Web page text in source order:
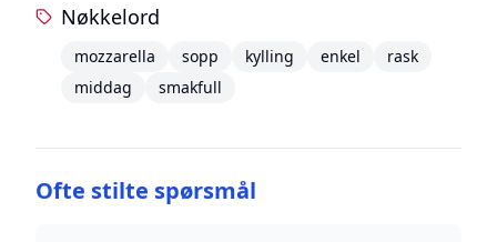
Nøkkelord
mozzarella sopp kylling enkel
rask
middag
smakfull
Ofte stilte spørsmål